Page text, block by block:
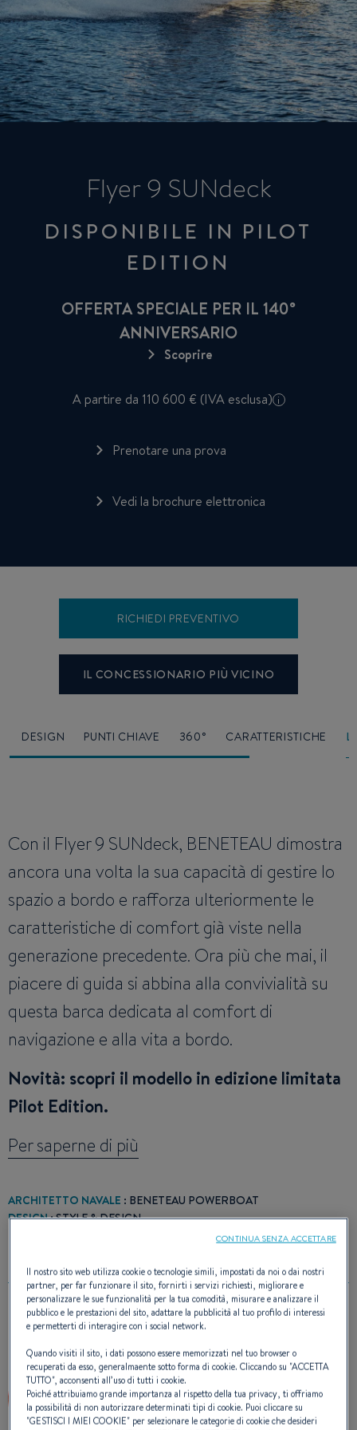
Flyer 9 SUNdeck
DISPONIBILE IN PILOT
EDITION
OFFERTA SPECIALE PER IL 140°
ANNIVERSARIO
Scoprire
A partire da 110 600 € (IVA esclusa) i
Prenotare una prova
Vedi la brochure elettronica
RICHIEDI PREVENTIVO
IL CONCESSIONARIO PIÙ VICINO
DESIGN PUNTI CHIAVE 360° CARATTERISTICHE
Con il Flyer 9 SUNdeck, BENETEAU dimostra
ancora una volta la sua capacità di gestire lo
spazio a bordo e rafforza ulteriormente le
caratteristiche di comfort già viste nella
generazione precedente. Ora più che mai, il
piacere di guida si abbina alla convivialità su
questa barca dedicata al comfort di
navigazione e alla vita a bordo.
Novità: scopri il modello in edizione limitata
Pilot Edition.
Per saperne di più
ARCHITETTO NAVALE : BENETEAU POWERBOAT
DESIGN: STYLE & DESIGN
PREMIO/I
Il nostro sito web utilizza cookie o tecnologie simili, impostati da noi o dai nostri
partner, per far funzionare il sito, fornirti i servizi richiesti, migliorare e
personalizzare le sue funzionalità per la tua comodità, misurare e analizzare il
pubblico e le prestazioni del sito, adattare la pubblicità al tuo profilo di interessi
e permetterti di interagire con i social network.
Quando visiti il sito, i dati possono essere memorizzati nel tuo browser o
recuperati da esso, generalmaente sotto forma di cookie. Cliccando su "ACCETTA
TUTTO", acconsenti all’uso di tutti i cookie.
Poiché attribuiamo grande importanza al rispetto della tua privacy, ti offriamo
la possibilità di non autorizzare determinati tipi di cookie. Puoi cliccare su
"GESTISCI I MIEI COOKIE" per selezionare le categorie di cookie che desideri
CONTINUA SENZA ACCETTARE